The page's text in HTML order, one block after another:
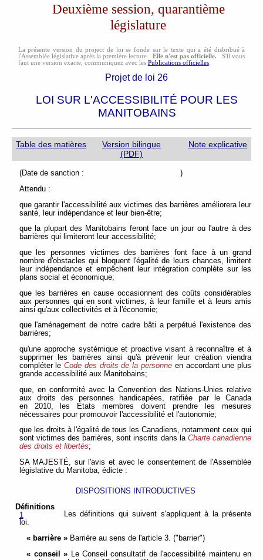
Deuxième session, quarantième
législature
La présente version du project de loi se fonde sur le texte qui a été disbribué à
l'Assemblée législative après la première lecture. Elle n'est pas officielle. S'il vous
faut une version exacte, communiquez avec les Publications officielles.
Projet de loi 26
LOI SUR L'ACCESSIBILITÉ POUR LES
MANITOBAINS
Table des matières
Version bilingue
(PDF)
Note explicative
(Date de sanction : )
Attendu :
que garantir l'accessibilité aux victimes des barrières améliorera leur
santé, leur indépendance et leur bien-être;
que la plupart des Manitobains feront face un jour ou l'autre à des
barrières qui limiteront leur accessibilité;
que les personnes victimes des barrières font face à un grand
nombre d'obstacles qui bloquent l'égalité de leurs chances, limitent
leur indépendance et empêchent leur intégration complète sur les
plans social et économique;
que les barrières en cause occasionnent des coûts considérables
aux personnes qui en sont victimes, à leur famille et à leurs amis
ainsi qu'aux collectivités et à l'économie;
que l'aménagement de notre cadre bâti a perpétué l'existence des
barrières;
qu'une approche systémique et proactive visant à reconnaître et à
supprimer les barrières ainsi qu'à prévenir leur création viendra
compléter leCode des droits de la personneen accordant une plus
grande accessibilité aux Manitobains;
que, en conformité avec la Convention des Nations-Unies relative
aux droits des personnes handicapées, ratifiée par le Canada
en 2010, les États membres doivent prendre les mesures
nécessaires pour promouvoir l'accessibilité et l'autonomie;
que les droits à l'égalité de tous les Canadiens, notamment ceux qui
sont victimes des barrières, sont inscrits dans la Charte canadienne
des droits et libertés;
SA MAJESTÉ, sur l'avis et avec le consentement de l'Assemblée
législative du Manitoba, édicte :
DISPOSITIONS INTRODUCTIVES
Définitions
1
Les définitions qui suivent s'appliquent à la présente
loi.
« barrière » Barrière au sens de l'article 3. ("barrier")
« conseil » Le Conseil consultatif de l'accessibilité maintenu en